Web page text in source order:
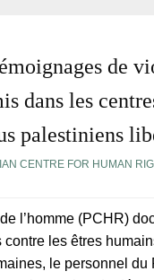
de
dans les
palestiniens
CENTRE FOR HUMAN
l’homme (PCHR)
les êtres
le personnel